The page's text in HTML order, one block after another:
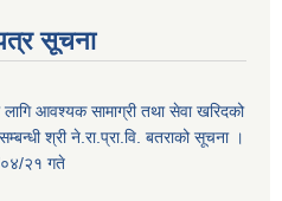
सूचना
लागि आवश्यक सामाग्री तथा सेवा खरिदको
श्री ने.रा.प्रा.वि. बतराको सूचना ।
०४/२१ गते